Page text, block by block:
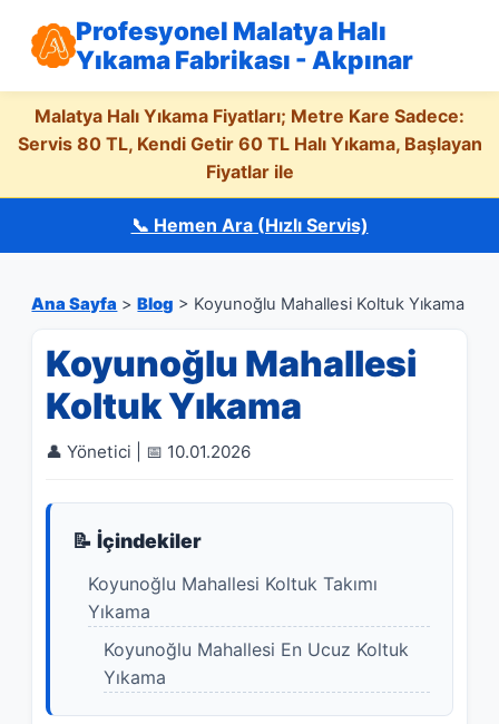
Profesyonel Malatya Halı
Yıkama Fabrikası - Akpınar
Malatya Halı Yıkama Fiyatları; Metre Kare Sadece:
Servis 80 TL, Kendi Getir 60 TL Halı Yıkama, Başlayan
Fiyatlar ile
📞 Hemen Ara (Hızlı Servis)
Ana Sayfa >Blog > Koyunoğlu Mahallesi Koltuk Yıkama
Koyunoğlu Mahallesi
Koltuk Yıkama
👤 Yönetici | 📅 10.01.2026
📝 İçindekiler
Koyunoğlu Mahallesi Koltuk Takımı
Yıkama
Koyunoğlu Mahallesi En Ucuz Koltuk
Yıkama